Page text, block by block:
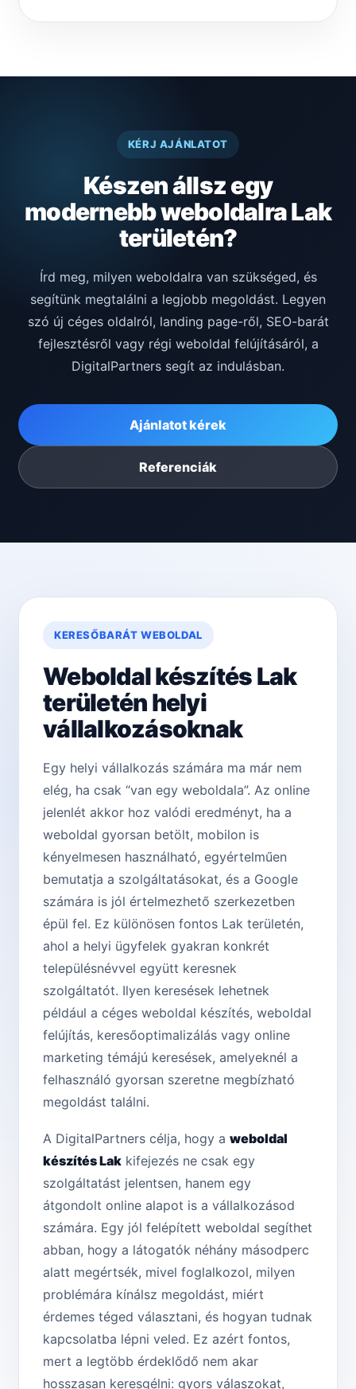
KÉRJ AJÁNLATOT
Készen állsz egy
modernebb weboldalra Lak
területén?
Írd meg, milyen weboldalra van szükséged, és
segítünk megtalálni a legjobb megoldást. Legyen
szó új céges oldalról, landing page-ről, SEO-barát
fejlesztésről vagy régi weboldal felújításáról, a
DigitalPartners segít az indulásban.
Ajánlatot kérek
Referenciák
KERESŐBARÁT WEBOLDAL
Weboldal készítés Lak
területén helyi
vállalkozásoknak
Egy helyi vállalkozás számára ma már nem
elég, ha csak “van egy weboldala”. Az online
jelenlét akkor hoz valódi eredményt, ha a
weboldal gyorsan betölt, mobilon is
kényelmesen használható, egyértelműen
bemutatja a szolgáltatásokat, és a Google
számára is jól értelmezhető szerkezetben
épül fel. Ez különösen fontos Lak területén,
ahol a helyi ügyfelek gyakran konkrét
településnévvel együtt keresnek
szolgáltatót. Ilyen keresések lehetnek
például a céges weboldal készítés, weboldal
felújítás, keresőoptimalizálás vagy online
marketing témájú keresések, amelyeknél a
felhasználó gyorsan szeretne megbízható
megoldást találni.
A DigitalPartners célja, hogy a weboldal
készítés Lak kifejezés ne csak egy
szolgáltatást jelentsen, hanem egy
átgondolt online alapot is a vállalkozásod
számára. Egy jól felépített weboldal segíthet
abban, hogy a látogatók néhány másodperc
alatt megértsék, mivel foglalkozol, milyen
problémára kínálsz megoldást, miért
érdemes téged választani, és hogyan tudnak
kapcsolatba lépni veled. Ez azért fontos,
mert a legtöbb érdeklődő nem akar
hosszasan keresgélni: gyors válaszokat,